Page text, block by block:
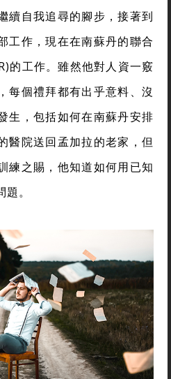
續自我追尋的腳步，接著到
工作，現在在南蘇丹的聯合
的工作。雖然他對人資一竅
每個禮拜都有出乎意料、沒
生，包括如何在南蘇丹安排
醫院送回孟加拉的老家，但
練之賜，他知道如何用已知
。